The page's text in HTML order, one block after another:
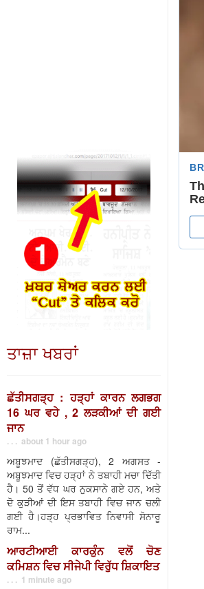
ਤਾਜ਼ਾ ਖਬਰਾਂ
ਛੱਤੀਸਗੜ੍ਹ : ਹੜ੍ਹਾਂ ਕਾਰਨ ਲਗਭਗ
16 ਘਰ ਵਹੇ , 2 ਲੜਕੀਆਂ ਦੀ ਗਈ
ਜਾਨ
. . . about 1 hour ago
ਅਬੂਝਮਾਦ (ਛੱਤੀਸਗੜ੍ਹ), 2 ਅਗਸਤ -
ਅਬੂਝਮਾਦ ਵਿਚ ਹੜ੍ਹਾਂ ਨੇ ਤਬਾਹੀ ਮਚਾ ਦਿੱਤੀ
ਹੈ। 50 ਤੋਂ ਵੱਧ ਘਰ ਨੁਕਸਾਨੇ ਗਏ ਹਨ, ਅਤੇ
ਦੋ ਕੁੜੀਆਂ ਦੀ ਇਸ ਤਬਾਹੀ ਵਿਚ ਜਾਨ ਚਲੀ
ਗਈ ਹੈ।ਹੜ੍ਹ ਪ੍ਰਭਾਵਿਤ ਨਿਵਾਸੀ ਸੋਨਾਰੂ
ਰਾਮ...
ਆਰਟੀਆਈ ਕਾਰਕੁੰਨ ਵਲੋਂ ਚੋਣ
ਕਮਿਸ਼ਨ ਵਿਚ ਸੀਜੇਪੀ ਵਿਰੁੱਧ ਸ਼ਿਕਾਇਤ
. . . 1 minute ago